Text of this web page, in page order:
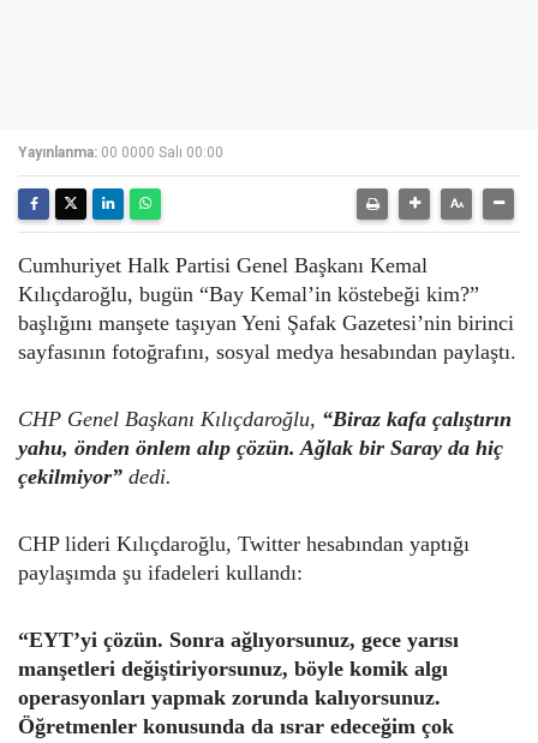
Yayınlanma: 00 0000 Salı 00:00
Cumhuriyet Halk Partisi Genel Başkanı Kemal
Kılıçdaroğlu, bugün “Bay Kemal’in köstebeği kim?”
başlığını manşete taşıyan Yeni Şafak Gazetesi’nin birinci
sayfasının fotoğrafını, sosyal medya hesabından paylaştı.
CHP Genel Başkanı Kılıçdaroğlu, “Biraz kafa çalıştırın
yahu, önden önlem alıp çözün. Ağlak bir Saray da hiç
çekilmiyor” dedi.
CHP lideri Kılıçdaroğlu, Twitter hesabından yaptığı
paylaşımda şu ifadeleri kullandı:
“EYT’yi çözün. Sonra ağlıyorsunuz, gece yarısı
manşetleri değiştiriyorsunuz, böyle komik algı
operasyonları yapmak zorunda kalıyorsunuz.
Öğretmenler konusunda da ısrar edeceğim çok